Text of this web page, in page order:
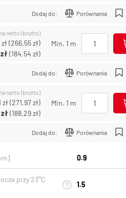
Dodaj do: Porównania
netto (brutto)
(266,55 zł)
(184,54 zł)
Min. 1 m
Dodaj do: Porównania
netto (brutto)
zł(271,97 zł)
(188,29 zł)
Min. 1 m
Dodaj do: Porównania
0.9
przy 23°C
1.5